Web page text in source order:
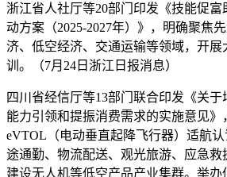
浙江省人社厅等20部门印发《技能促富
动方案（2025-2027年）》，明确聚焦
济、低空经济、交通运输等领域，开
训。（7月24日浙江日报消息）
四川省经信厅等13部门联合印发《关
能力引领和提振消费需求的实施意见》
eVTOL（电动垂直起降飞行器）适航
途通勤、物流配送、观光旅游、应急
建设无人机等低空产品产业集群。举